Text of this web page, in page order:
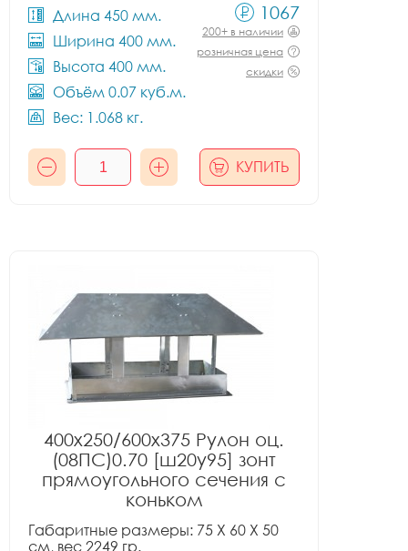
Длина 450 мм.
Ширина 400 мм.
Высота 400 мм.
Объём 0.07 куб.м.
Вес: 1.068 кг.
1067
200+ в наличии
розничная цена
скидки
КУПИТЬ
400x250/600x375 Рулон оц.
(08ПС)0.70 [ш20у95] зонт
прямоугольного сечения с
коньком
Габаритные размеры: 75 X 60 X 50
см, вес 2249 гр.